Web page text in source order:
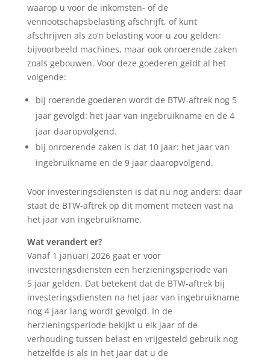
waarop u voor de inkomsten- of de
vennootschapsbelasting afschrijft, of kunt
afschrijven als zo’n belasting voor u zou gelden;
bijvoorbeeld machines, maar ook onroerende zaken
zoals gebouwen. Voor deze goederen geldt al het
volgende:
bij roerende goederen wordt de BTW-aftrek nog 5
jaar gevolgd: het jaar van ingebruikname en de 4
jaar daaropvolgend.
bij onroerende zaken is dat 10 jaar: het jaar van
ingebruikname en de 9 jaar daaropvolgend.
Voor investeringsdiensten is dat nu nog anders: daar
staat de BTW-aftrek op dit moment meteen vast na
het jaar van ingebruikname.
Wat verandert er?
Vanaf 1 januari 2026 gaat er voor
investeringsdiensten een herzieningsperiode van
5 jaar gelden. Dat betekent dat de BTW-aftrek bij
investeringsdiensten na het jaar van ingebruikname
nog 4 jaar lang wordt gevolgd. In de
herzieningsperiode bekijkt u elk jaar of de
verhouding tussen belast en vrijgesteld gebruik nog
hetzelfde is als in het jaar dat u de